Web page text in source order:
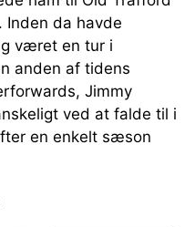
Inden da havde
været en tur i
anden af tidens
Jimmy
ved at falde til i
en enkelt sæson